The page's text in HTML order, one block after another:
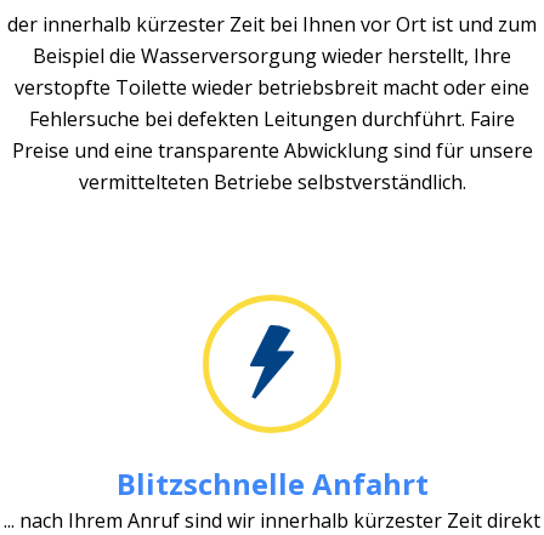
der innerhalb kürzester Zeit bei Ihnen vor Ort ist und zum
Beispiel die Wasserversorgung wieder herstellt, Ihre
verstopfte Toilette wieder betriebsbreit macht oder eine
Fehlersuche bei defekten Leitungen durchführt. Faire
Preise und eine transparente Abwicklung sind für unsere
vermittelteten Betriebe selbstverständlich.
Blitzschnelle Anfahrt
... nach Ihrem Anruf sind wir innerhalb kürzester Zeit direkt